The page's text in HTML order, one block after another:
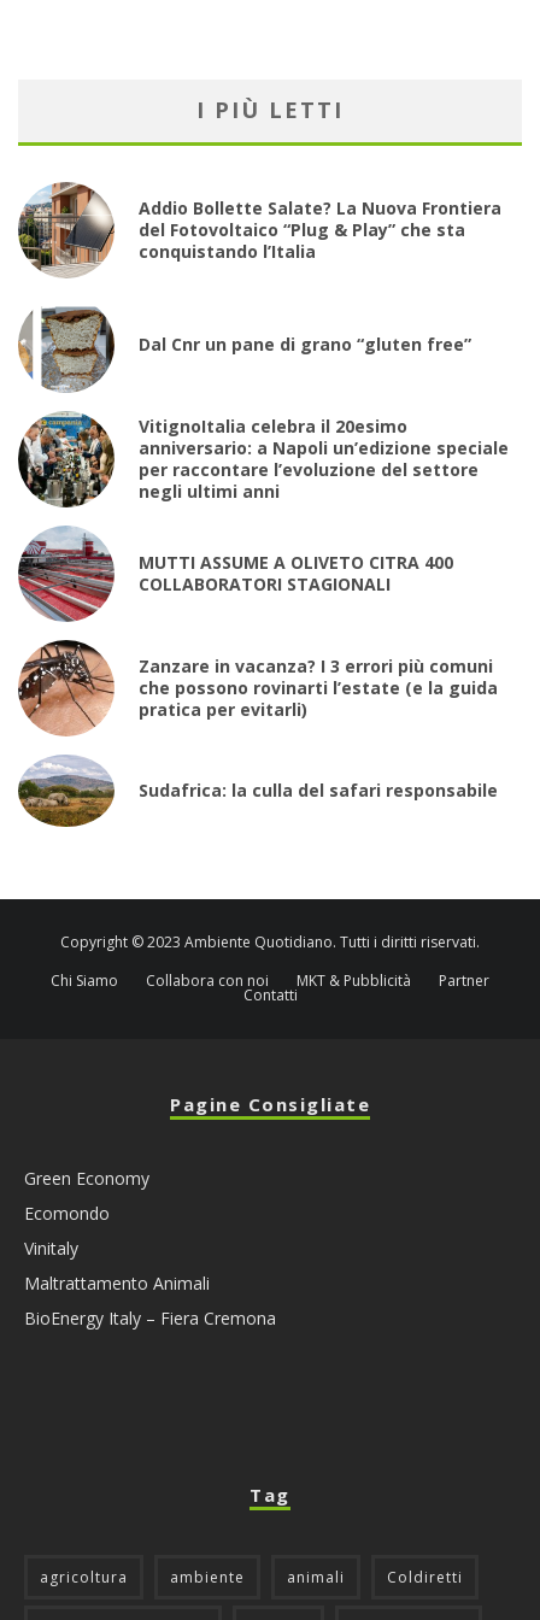
I PIÙ LETTI
Addio Bollette Salate? La Nuova Frontiera
del Fotovoltaico “Plug & Play” che sta
conquistando l’Italia
Dal Cnr un pane di grano “gluten free”
VitignoItalia celebra il 20esimo
anniversario: a Napoli un’edizione speciale
per raccontare l’evoluzione del settore
negli ultimi anni
MUTTI ASSUME A OLIVETO CITRA 400
COLLABORATORI STAGIONALI
Zanzare in vacanza? I 3 errori più comuni
che possono rovinarti l’estate (e la guida
pratica per evitarli)
Sudafrica: la culla del safari responsabile
Copyright © 2023 Ambiente Quotidiano. Tutti i diritti riservati.
Chi Siamo
Collabora con noi MKT & Pubblicità Partner
Contatti
Pagine Consigliate
Green Economy
Ecomondo
Vinitaly
Maltrattamento Animali
BioEnergy Italy – Fiera Cremona
Tag
agricoltura ambiente animali Coldiretti